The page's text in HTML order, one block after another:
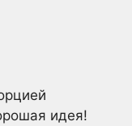
идея!